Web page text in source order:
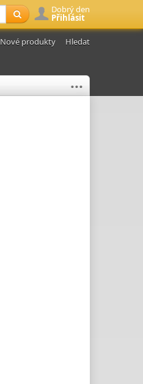
Dobrý den
Přihlásit
Nové produkty Hledat
...